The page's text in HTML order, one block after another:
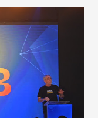
ambientes
vivendo uma
os anos, com
H1N1. Trata-se
com um poder de
apontou o